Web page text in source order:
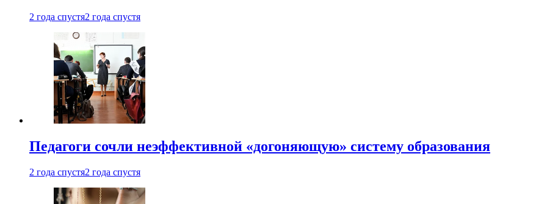
2 года спустя2 года спустя
Педагоги сочли неэффективной «догоняющую» систему образования
2 года спустя2 года спустя